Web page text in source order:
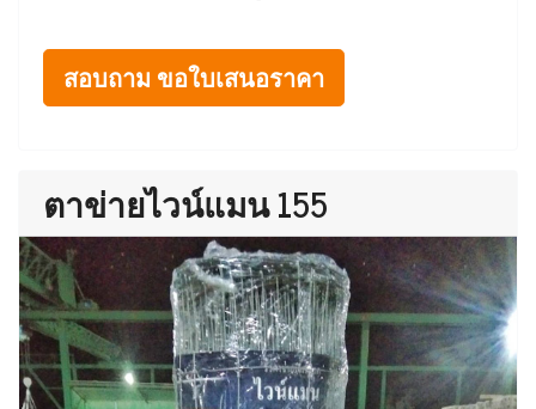
สอบถาม ขอใบเสนอราคา
ตาข่ายไวน์แมน 155